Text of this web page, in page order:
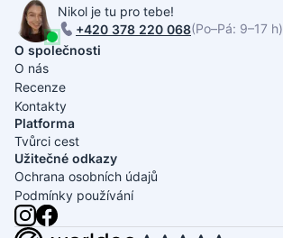
Nikol je tu pro tebe!
+420 378 220 068(Po–Pá: 9–17 h)
O společnosti
O nás
Recenze
Kontakty
Platforma
Tvůrci cest
Užitečné odkazy
Ochrana osobních údajů
Podmínky používání